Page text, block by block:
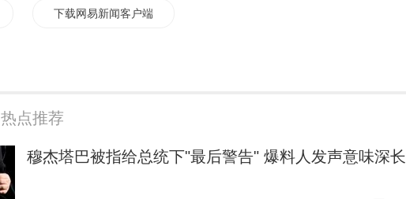
下载网易新闻客户端
热点推荐
穆杰塔巴被指给总统下"最后警告" 爆料人发声意味深长